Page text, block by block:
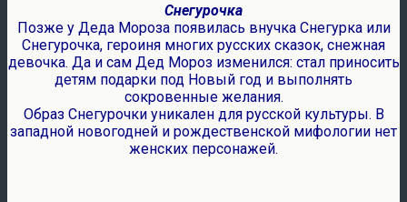
Снегурочка
Позже у Деда Мороза появилась внучка Снегурка или
Снегурочка, героиня многих русских сказок, снежная
девочка. Да и сам Дед Мороз изменился: стал приносить
детям подарки под Новый год и выполнять
сокровенные желания.
Образ Снегурочки уникален для русской культуры. В
западной новогодней и рождественской мифологии нет
женских персонажей.